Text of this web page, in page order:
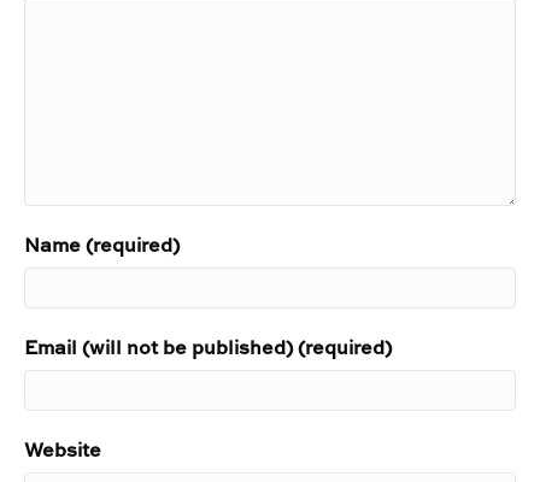
Name (required)
Email (will not be published) (required)
Website